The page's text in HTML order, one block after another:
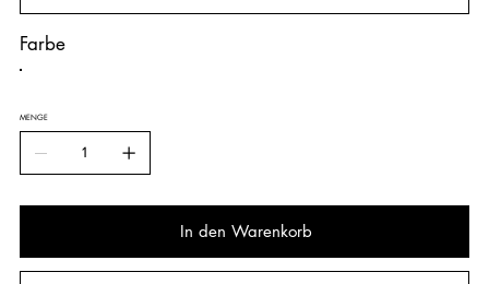
Farbe
MENGE
In den Warenkorb